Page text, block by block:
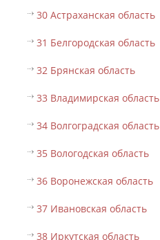
30 Астраханская область
31 Белгородская область
32 Брянская область
33 Владимирская область
34 Волгоградская область
35 Вологодская область
36 Воронежская область
37 Ивановская область
38 Иркутская область